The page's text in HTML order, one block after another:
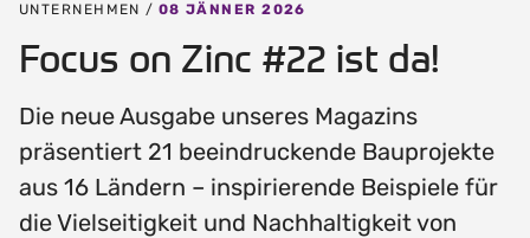
UNTERNEHMEN / 08 JÄNNER 2026
Focus on Zinc #22 ist da!
Die neue Ausgabe unseres Magazins
präsentiert 21 beeindruckende Bauprojekte
aus 16 Ländern – inspirierende Beispiele für
die Vielseitigkeit und Nachhaltigkeit von